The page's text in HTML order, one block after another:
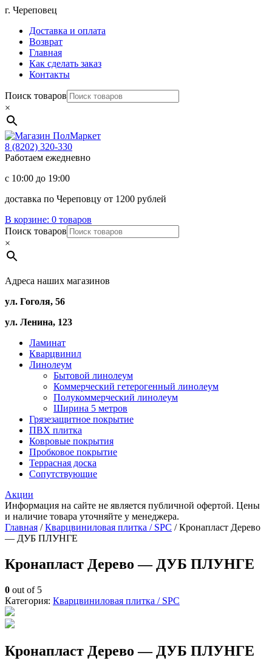
Перейти
содержимому
г. Череповец
Доставка и оплата
Возврат
Главная
Как сделать заказ
Контакты
Поиск товаров
×
Магазин
8 (8202) 320-330
Работаем ежедневно
с 10:00 до 19:00
доставка по Череповцу от 1200 рублей
В корзине: 0 товаров
Поиск товаров
×
Адреса наших магазинов
ул. Гоголя, 56
ул. Ленина, 123
Ламинат
Кварцвинил
Линолеум
Бытовой линолеум
Коммерческий гетерогенный линолеум
Полукоммерческий линолеум
Ширина 5 метров
Грязезащитное покрытие
ПВХ плитка
Ковровые покрытия
Пробковое покрытие
Террасная доска
Сопутствующие
Акции
Информация на сайте не является публичной офертой. Цены
и наличие товара уточняйте у менеджера.
Главная /Кварцвиниловая плитка / SPС / Кронапласт Дерево
— ДУБ ПЛУНГЕ
Кронапласт Дерево — ДУБ ПЛУНГЕ
0 out of 5
Категория: Кварцвиниловая плитка / SPС
Кронапласт Дерево — ДУБ ПЛУНГЕ